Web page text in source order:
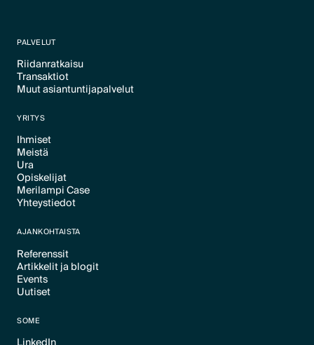
PALVELUT
Riidanratkaisu
Text Link
Transaktiot
Text Link
Muut asiantuntijapalvelut
YRITYS
Ihmiset
Text Link
Meistä
Text Link
Ura
Text Link
Opiskelijat
Text Link
Merilampi Case
Text Link
Yhteystiedot
AJANKOHTAISTA
Referenssit
Text Link
Artikkelit ja blogit
Text Link
Events
Text Link
Uutiset
SOME